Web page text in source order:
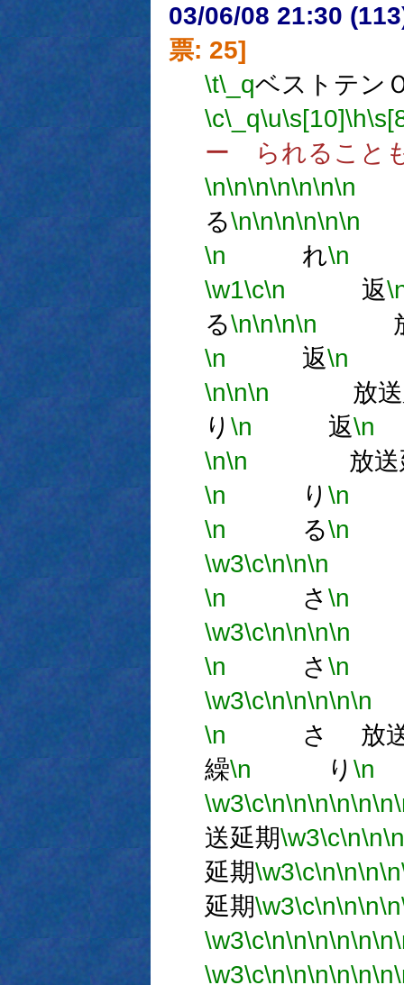
03/06/08 21:30
票: 25]
\t\_qベストテン
\c\_q\u\s[10]\h
ー られること
\n\n\n\n\n\n\n
る\n\n\n\n\n\n
\n れ\n
\w1\c\n 返
る\n\n\n\n 放
\n 返\n
\n\n\n 放送
り \n 返\n
\n\n 放送
\n り \n
\n る\n
\w3\c\n\n\n
\n さ \n
\w3\c\n\n\n\n
\n さ \n
\w3\c\n\n\n\n\n
\n さ 放送
繰\n り \n
\w3\c\n\n\n\n\n\n
送延期\w3\c\n\n\n
延期\w3\c\n\n\n\n
延期\w3\c\n\n\n\n
\w3\c\n\n\n\n\n\n
\w3\c\n\n\n\n\n\n